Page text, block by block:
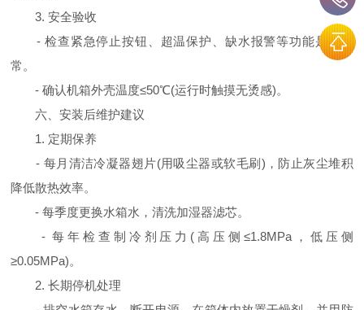
3. 安全验收
- 检查紧急停止按钮、超温保护、缺水报警等功能是否正
常。
- 确认机箱外壳温度≤50℃(运行时触摸无烫感)。
六、安装后维护建议
1. 定期保养
- 每月清洁冷凝器翅片(用吸尘器或软毛刷)，防止灰尘堆积
降低散热效率。
- 每季度更换水箱水，清洗加湿器滤芯。
- 每年检查制冷剂压力(高压侧≤1.8MPa，低压侧
≥0.05MPa)。
2. 长期停机处理